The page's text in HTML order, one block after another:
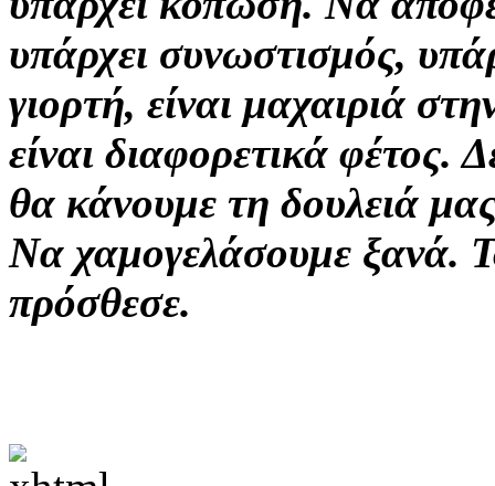
υπάρχει συνωστισμός,
γιορτή, είναι μαχαιριά
είναι διαφορετικά φέτος.
θα κάνουμε τη δουλειά
Να χαμογελάσουμε ξανά.
πρόσθεσε.